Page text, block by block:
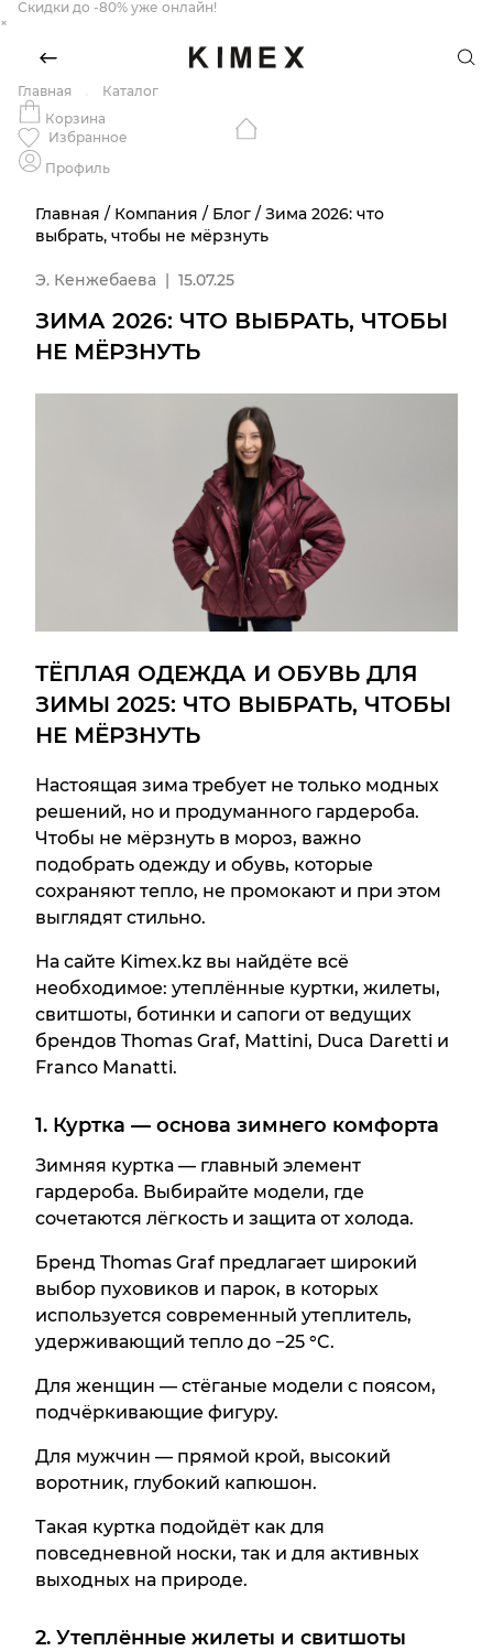
Скидки до -80% уже онлайн!
×
Главная
Каталог
Корзина
Избранное
Профиль
Главная / Компания / Блог / Зима 2026: что
выбрать, чтобы не мёрзнуть
Э. Кенжебаева | 15.07.25
ЗИМА 2026: ЧТО ВЫБРАТЬ, ЧТОБЫ
НЕ МЁРЗНУТЬ
ТЁПЛАЯ ОДЕЖДА И ОБУВЬ ДЛЯ
ЗИМЫ 2025: ЧТО ВЫБРАТЬ, ЧТОБЫ
НЕ МЁРЗНУТЬ
Настоящая зима требует не только модных
решений, но и продуманного гардероба.
Чтобы не мёрзнуть в мороз, важно
подобрать одежду и обувь, которые
сохраняют тепло, не промокают и при этом
выглядят стильно.
На сайте Kimex.kz вы найдёте всё
необходимое: утеплённые куртки, жилеты,
свитшоты, ботинки и сапоги от ведущих
брендов Thomas Graf, Mattini, Duca Daretti и
Franco Manatti.
1. Куртка — основа зимнего комфорта
Зимняя куртка — главный элемент
гардероба. Выбирайте модели, где
сочетаются лёгкость и защита от холода.
Бренд Thomas Graf предлагает широкий
выбор пуховиков и парок, в которых
используется современный утеплитель,
удерживающий тепло до −25 °C.
Для женщин — стёганые модели с поясом,
подчёркивающие фигуру.
Для мужчин — прямой крой, высокий
воротник, глубокий капюшон.
Такая куртка подойдёт как для
повседневной носки, так и для активных
выходных на природе.
2. Утеплённые жилеты и свитшоты